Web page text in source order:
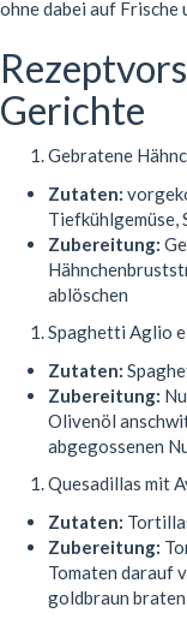
ohne dabei auf Frische
Gerichte
Gebratene
Zutaten:
Tiefkühlgemüse,
Zubereitung:
ablöschen
Spaghetti Aglio
Zutaten:
Zubereitung:
Olivenöl
abgegossenen
Quesadillas mit
Zutaten:
Zubereitung:
Tomaten darauf
goldbraun braten